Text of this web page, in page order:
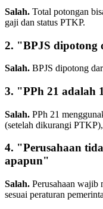
Salah. Total potongan
gaji dan status PTKP.
2. "BPJS dipotong
Salah. BPJS dipotong
3. "PPh 21 adalah
Salah. PPh 21
(setelah dikurangi
4. "Perusahaan
apapun"
Salah. Perusahaan wajib
sesuai peraturan